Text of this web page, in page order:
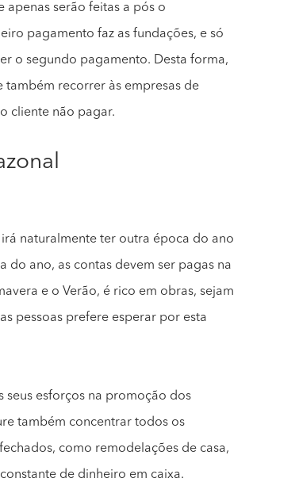
apenas serão feitas a pós o
pagamento faz as fundações, e só
o segundo pagamento. Desta forma,
também recorrer às empresas de
cliente não pagar.
naturalmente ter outra época do ano
do ano, as contas devem ser pagas na
e o Verão, é rico em obras, sejam
pessoas prefere esperar por esta
seus esforços na promoção dos
também concentrar todos os
como remodelações de casa,
de dinheiro em caixa.